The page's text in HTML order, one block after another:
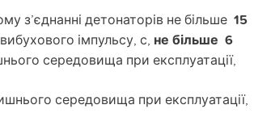
з’єднанні детонаторів не більше 15
імпульсу, с, не більше 6
середовища при експлуатації,
середовища при експлуатації,